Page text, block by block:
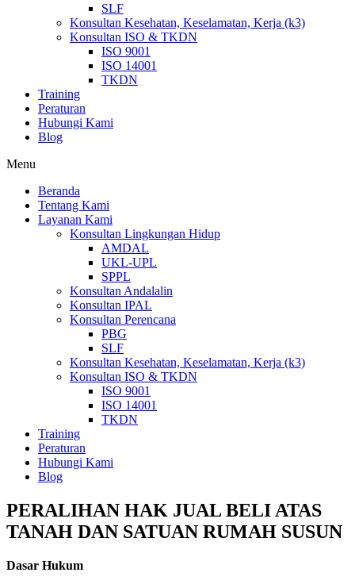
SLF
Konsultan Kesehatan, Keselamatan, Kerja (k3)
Konsultan ISO & TKDN
ISO 9001
ISO 14001
TKDN
Training
Peraturan
Hubungi Kami
Blog
Menu
Beranda
Tentang Kami
Layanan Kami
Konsultan Lingkungan Hidup
AMDAL
UKL-UPL
SPPL
Konsultan Andalalin
Konsultan IPAL
Konsultan Perencana
PBG
SLF
Konsultan Kesehatan, Keselamatan, Kerja (k3)
Konsultan ISO & TKDN
ISO 9001
ISO 14001
TKDN
Training
Peraturan
Hubungi Kami
Blog
PERALIHAN HAK JUAL BELI ATAS
TANAH DAN SATUAN RUMAH SUSUN
Dasar Hukum